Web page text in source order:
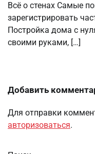
Всё о стенах Самые
зарегистрировать
Постройка дома с
своими руками, […]
Добавить
Для отправки
авторизоваться.